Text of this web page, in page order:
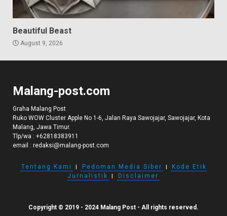
Beautiful Beast
August 9, 2026
Malang-post.com
Graha Malang Post
Ruko WOW Cluster Apple No 1-6, Jalan Raya Sawojajar, Sawojajar, Kota
Malang, Jawa Timur.
Tlp/wa : +62818383911
email : redaksi@malang-post.com
Tentang Kami I Pedoman Media Siber I
Kode Etik
Jurnalistik
I Disclaimer
Copyright © 2019 - 2024 Malang Post - All rights reserved.